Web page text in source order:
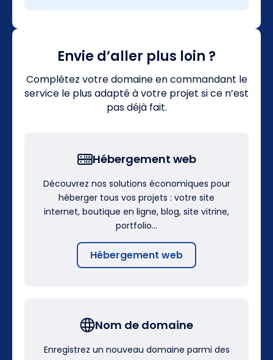
Envie d’aller plus loin ?
Complétez votre domaine en commandant le
service le plus adapté à votre projet si ce n’est
pas déjà fait.
Hébergement web
Découvrez nos solutions économiques pour
héberger tous vos projets : votre site
internet, boutique en ligne, blog, site vitrine,
portfolio…
Hébergement web
Nom de domaine
Enregistrez un nouveau domaine parmi des